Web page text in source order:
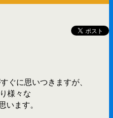
ぐに思いつきますが、
様々な
ます。